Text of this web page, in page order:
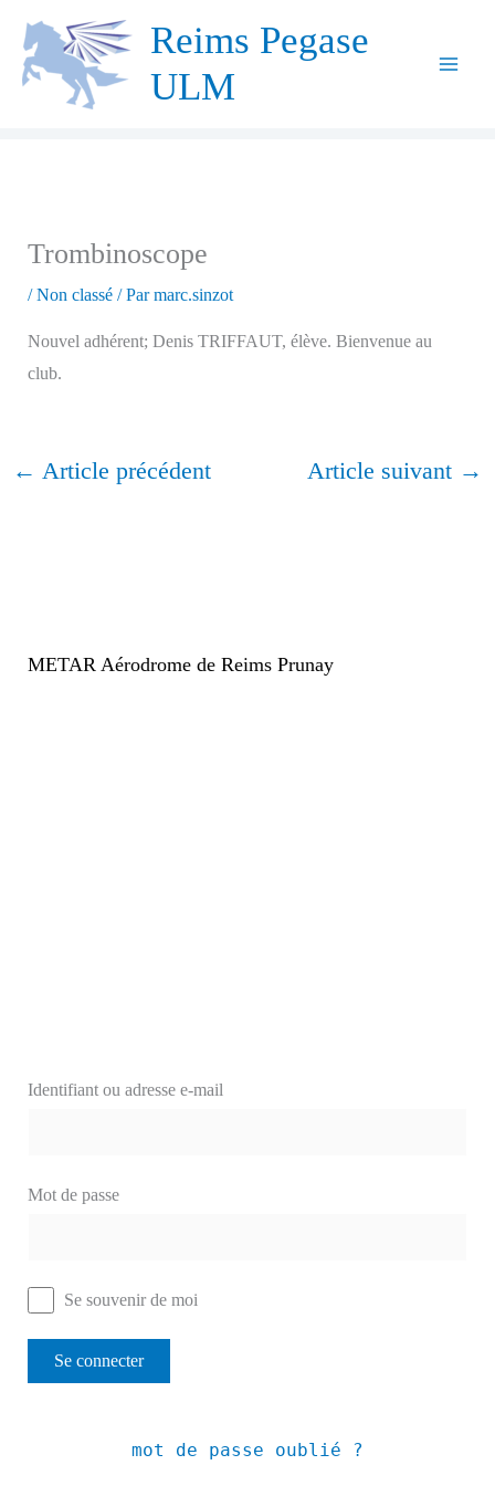
contenu
Reims Pegase
ULM
Trombinoscope
/Non classé/ Parmarc.sinzot
Nouvel adhérent; Denis TRIFFAUT, élève. Bienvenue au
club.
← Article précédent Article suivant →
METAR Aérodrome de Reims Prunay
Identifiant ou adresse e-mail
Mot de passe
Se souvenir de moi
mot de passe oublié ?